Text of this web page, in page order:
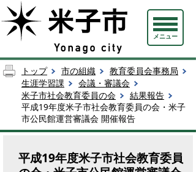
メニュー
トップ 市の組織
教育委員会事務局
生涯学習課
会議・審議会
米子市社会教育委員の会
結果報告
平成19年度米子市社会教育委員の会・米子
市公民館運営審議会 開催報告
平成19年度米子市社会教育委員